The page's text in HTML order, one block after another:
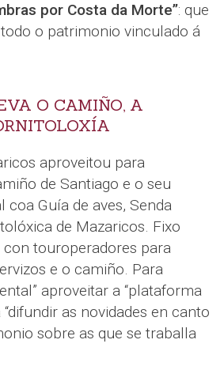
por Costa da Morte”: que
o patrimonio vinculado á
O CAMIÑO, A
aproveitou para
de Santiago e o seu
Guía de aves, Senda
de Mazaricos. Fixo
touroperadores para
e o camiño. Para
aproveitar a “plataforma
“difundir as novidades en canto
sobre as que se traballa